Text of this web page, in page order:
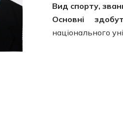
Вид спорту,
Основні
національного